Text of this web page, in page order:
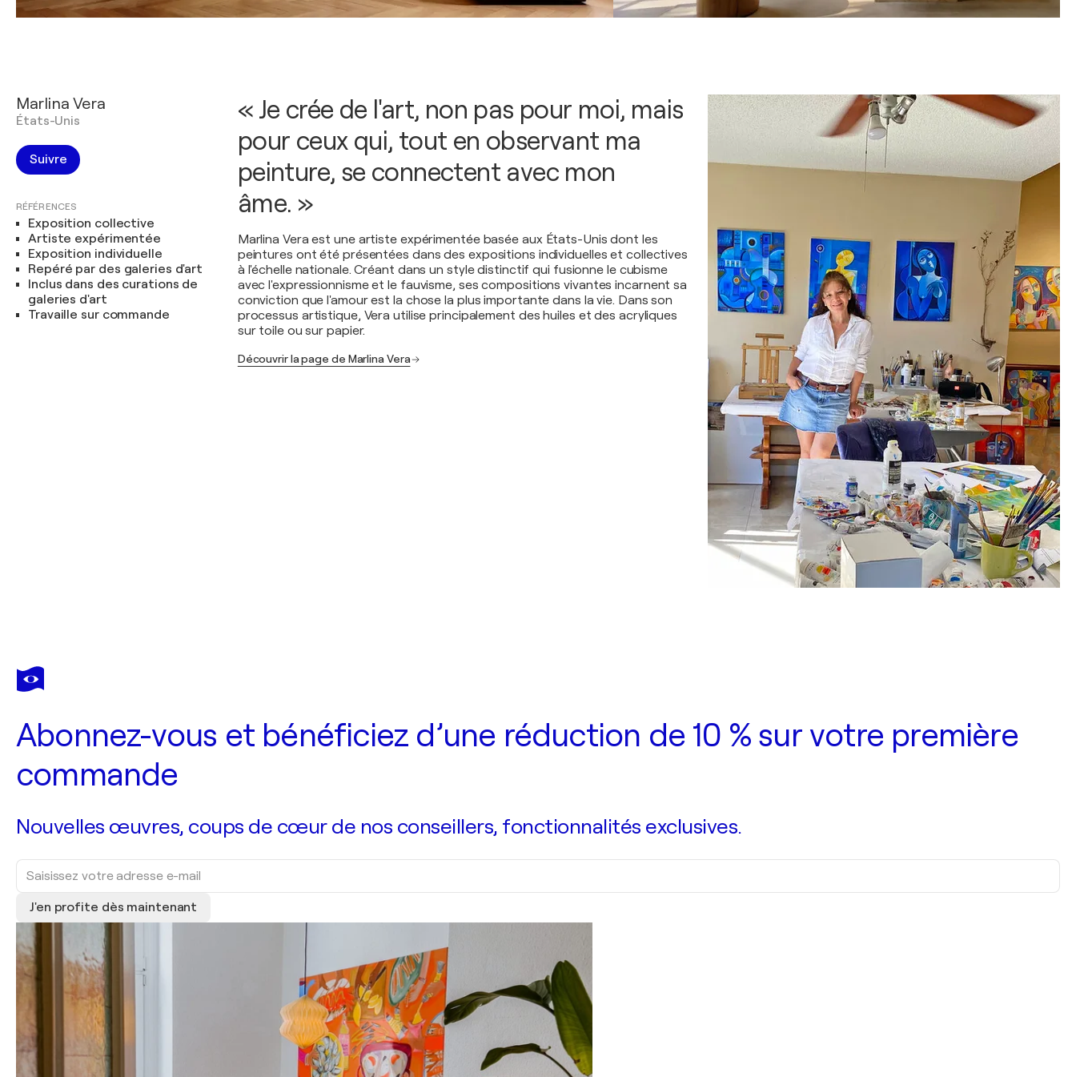
Marlina Vera
États-Unis
Suivre
RÉFÉRENCES
Exposition collective
Artiste expérimentée
Exposition individuelle
Repéré par des galeries d'art
Inclus dans des curations de
galeries d'art
Travaille sur commande
« Je crée de l'art, non pas pour moi, mais
pour ceux qui, tout en observant ma
peinture, se connectent avec mon
âme. »
Marlina Vera est une artiste expérimentée basée aux États-Unis dont les
peintures ont été présentées dans des expositions individuelles et collectives
à l'échelle nationale. Créant dans un style distinctif qui fusionne le cubisme
avec l'expressionnisme et le fauvisme, ses compositions vivantes incarnent sa
conviction que l'amour est la chose la plus importante dans la vie. Dans son
processus artistique, Vera utilise principalement des huiles et des acryliques
sur toile ou sur papier.
Découvrir la page de Marlina Vera
Abonnez-vous et bénéficiez d’une réduction de 10 % sur votre première
commande
Nouvelles œuvres, coups de cœur de nos conseillers, fonctionnalités exclusives.
J'en profite dès maintenant